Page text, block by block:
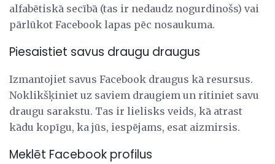
alfabētiskā secībā (tas ir nedaudz nogurdinošs) vai
pārlūkot Facebook lapas pēc nosaukuma.
Piesaistiet savus draugu draugus
Izmantojiet savus Facebook draugus kā resursus.
Noklikšķiniet uz saviem draugiem un ritiniet savu
draugu sarakstu. Tas ir lielisks veids, kā atrast
kādu kopīgu, ka jūs, iespējams, esat aizmirsis.
Meklēt Facebook profilus